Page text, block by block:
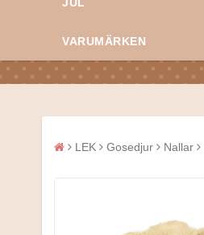
VARUMÄRKEN
LEK Gosedjur Nallar